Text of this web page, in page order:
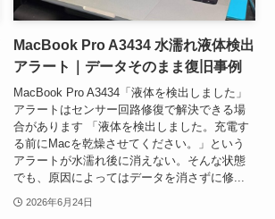
MacBook Pro A3434 水濡れ液体検出
アラート｜データそのまま復旧事例
MacBook Pro A3434「液体を検出しました」
アラートはセンサー回路修復で解決できる場
合があります 「液体を検出しました。充電す
る前にMacを乾燥させてください。」という
アラートが水濡れ後に消えない。そんな状態
でも、原因によってはデータを消さずに修...
2026年6月24日